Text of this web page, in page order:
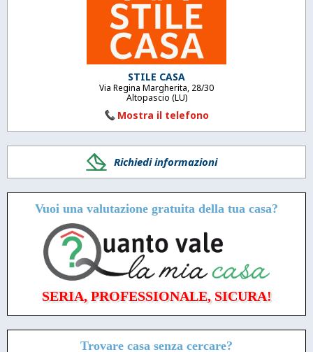
STILE CASA
Via Regina Margherita, 28/30
Altopascio (LU)
Mostra il telefono
Richiedi informazioni
Vuoi una valutazione gratuita della tua casa?
SERIA, PROFESSIONALE, SICURA!
Trovare casa senza cercare?